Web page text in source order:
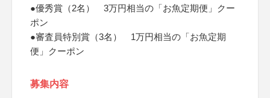
●優秀賞（2名） 3万円相当の「お魚定期便」クー
ポン
●審査員特別賞（3名） 1万円相当の「お魚定期
便」クーポン
募集内容